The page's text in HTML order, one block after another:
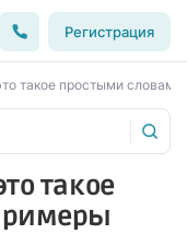
Регистрация
такое простыми
такое